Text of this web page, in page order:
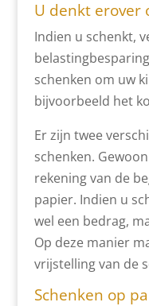
U denkt erover
Indien u schenkt,
schenken om uw
bijvoorbeeld het
Er zijn twee
schenken.
rekening van de
papier. Indien u
wel een bedrag,
Op deze manier
vrijstelling van de
Schenken op